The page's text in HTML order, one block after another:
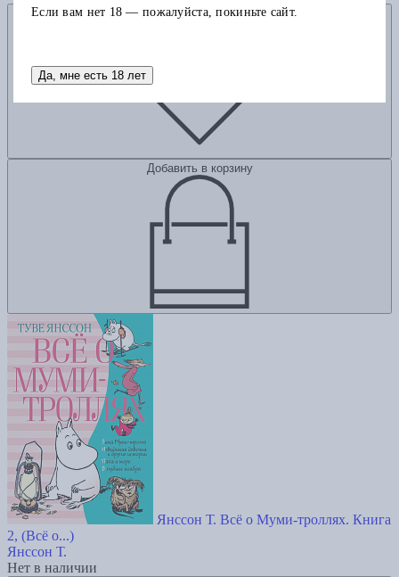
Добавить в избранное
Добавить в корзину
Янссон Т. Всё о Муми-троллях. Книга
2, (Всё о...)
Янссон Т.
Нет в наличии
Если вам нет 18 — пожалуйста, покиньте сайт.
Да, мне есть 18 лет